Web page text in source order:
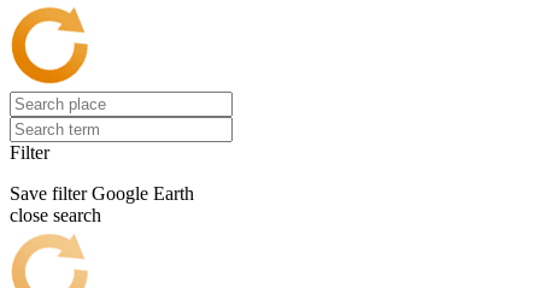
Filter
Save filter Google Earth
close search